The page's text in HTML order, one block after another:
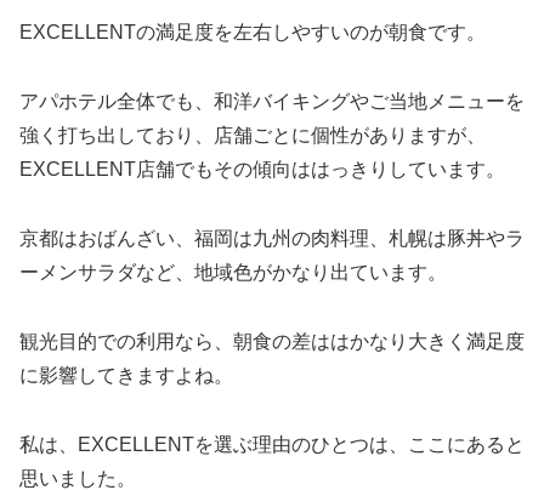
EXCELLENTの満足度を左右しやすいのが朝食です。
アパホテル全体でも、和洋バイキングやご当地メニューを
強く打ち出しており、店舗ごとに個性がありますが、
EXCELLENT店舗でもその傾向ははっきりしています。
京都はおばんざい、福岡は九州の肉料理、札幌は豚丼やラ
ーメンサラダなど、地域色がかなり出ています。
観光目的での利用なら、朝食の差ははかなり大きく満足度
に影響してきますよね。
私は、EXCELLENTを選ぶ理由のひとつは、ここにあると
思いました。